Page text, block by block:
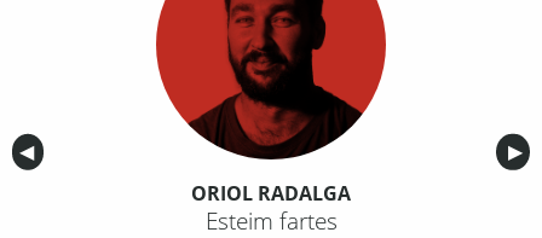
Anterior
◀︎ ▶︎
ORIOL RADALGA
Esteim fartes